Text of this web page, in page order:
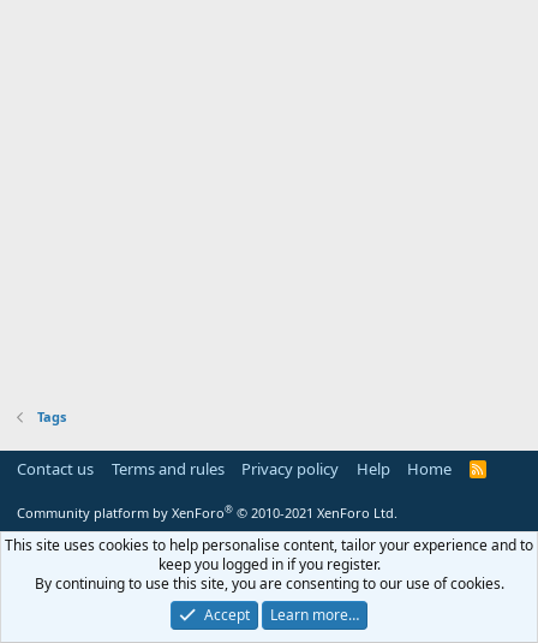
Tags
Contact us Terms and rules Privacy policy Help Home
R
Community platform by XenForo® © 2010-2021 XenForo Ltd.
This site uses cookies to help personalise content, tailor your experience and to
keep you logged in if you register.
By continuing to use this site, you are consenting to our use of cookies.
Accept
Learn more…